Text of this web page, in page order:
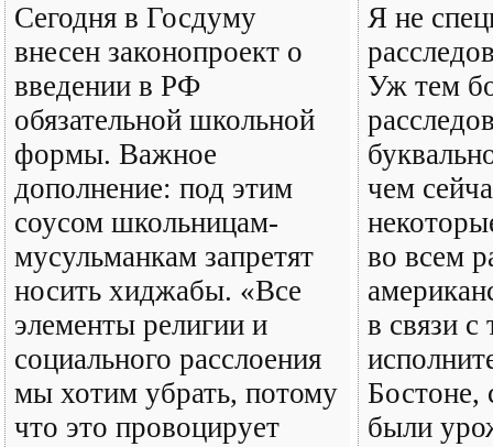
Сегодня в Госдуму
внесен законопроект о
введении в РФ
обязательной школьной
формы. Важное
дополнение: под этим
соусом школьницам-
мусульманкам запретят
носить хиджабы. «Все
элементы религии и
социального расслоения
мы хотим убрать, потому
что это провоцирует
Я не
Уж тем
чем
во всем
в связи с
Бостоне,
были